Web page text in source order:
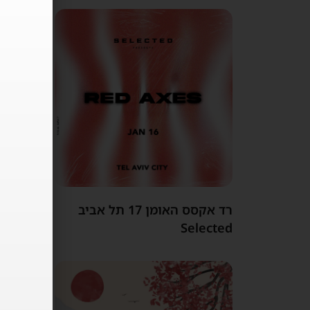
רד אקסס האומן 17 תל אביב
Selected